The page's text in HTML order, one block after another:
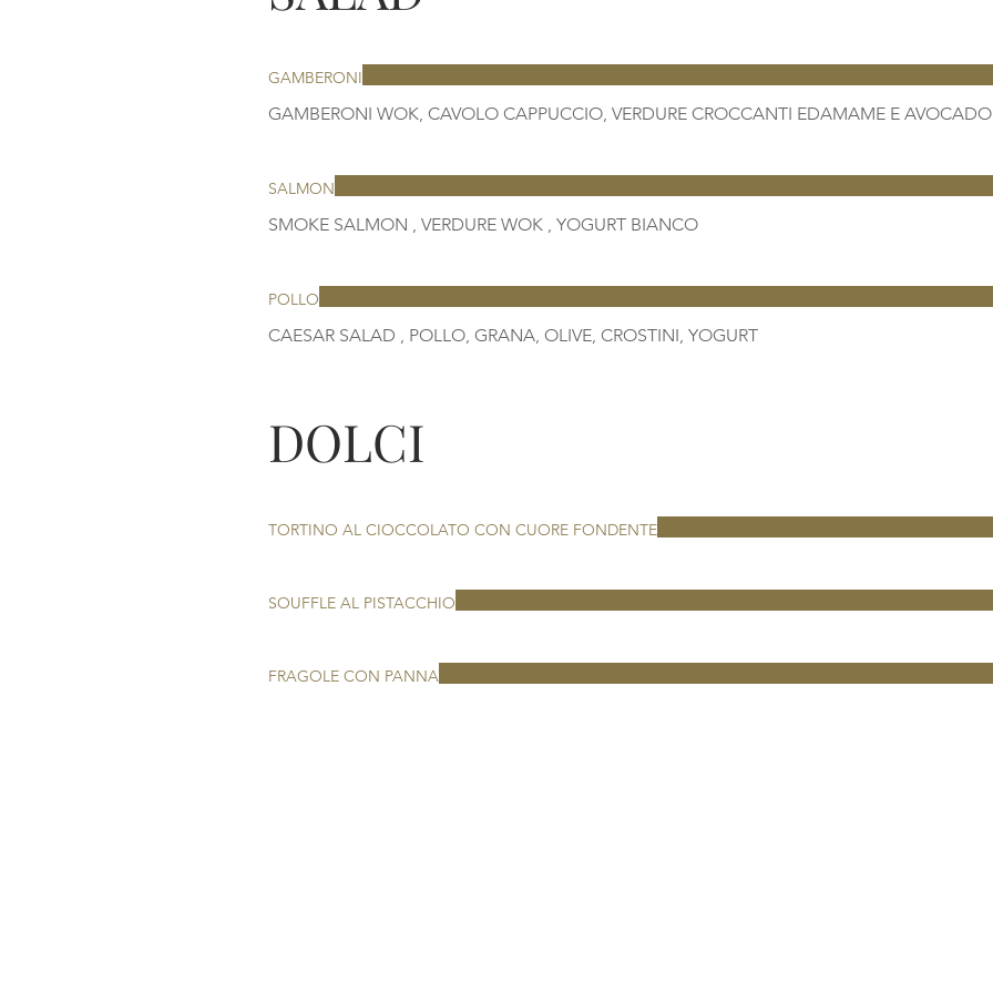
GAMBERONI
SALMON
POLLO
DOLCI
TORTINO AL CIOCCOLATO CON CUORE FONDENTE
SOUFFLE AL PISTACCHIO
FRAGOLE CON PANNA